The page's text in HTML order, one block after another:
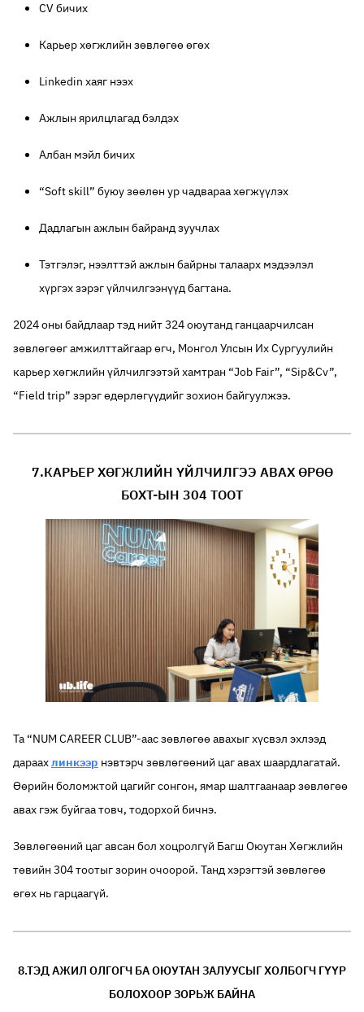
CV бичих
Карьер хөгжлийн зөвлөгөө өгөх
Linkedin хаяг нээх
Ажлын ярилцлагад бэлдэх
Албан мэйл бичих
“Soft skill” буюу зөөлөн ур чадвараа хөгжүүлэх
Дадлагын ажлын байранд зуучлах
Тэтгэлэг, нээлттэй ажлын байрны талаарх мэдээлэл
хүргэх зэрэг үйлчилгээнүүд багтана.
2024 оны байдлаар тэд нийт 324 оюутанд ганцаарчилсан
зөвлөгөөг амжилттайгаар өгч, Монгол Улсын Их Сургуулийн
карьер хөгжлийн үйлчилгээтэй хамтран “Job Fair”, “Sip&Cv”,
“Field trip” зэрэг өдөрлөгүүдийг зохион байгуулжээ.
7.КАРЬЕР ХӨГЖЛИЙН ҮЙЛЧИЛГЭЭ АВАХ ӨРӨӨ
БОХТ-ЫН 304 ТООТ
Та “NUM CAREER CLUB”-аас зөвлөгөө авахыг хүсвэл эхлээд
дараахлинкээр нэвтэрч зөвлөгөөний цаг авах шаардлагатай.
Өөрийн боломжтой цагийг сонгон, ямар шалтгаанаар зөвлөгөө
авах гэж буйгаа товч, тодорхой бичнэ.
Зөвлөгөөний цаг авсан бол хоцролгүй Багш Оюутан Хөгжлийн
төвийн 304 тоотыг зорин очоорой. Танд хэрэгтэй зөвлөгөө
өгөх нь гарцаагүй.
8.ТЭД АЖИЛ ОЛГОГЧ БА ОЮУТАН ЗАЛУУСЫГ ХОЛБОГЧ ГҮҮР
БОЛОХООР ЗОРЬЖ БАЙНА